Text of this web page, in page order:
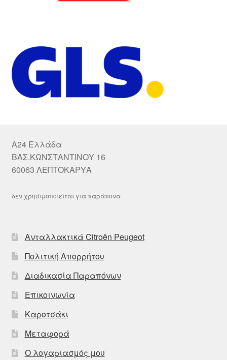
A24 Ελλάδα
ΒΑΣ.ΚΩΝΣΤΑΝΤΙΝΟΥ 16
60063 ΛΕΠΤΟΚΑΡΥΑ
δεν χρησιμοποιείται για παράπονα
Ανταλλακτικά Citroën Peugeot
Πολιτική Απορρήτου
Διαδικασία Παραπόνων
Επικοινωνία
Καροτσάκι
Μεταφορά
Ο λογαριασμός μου